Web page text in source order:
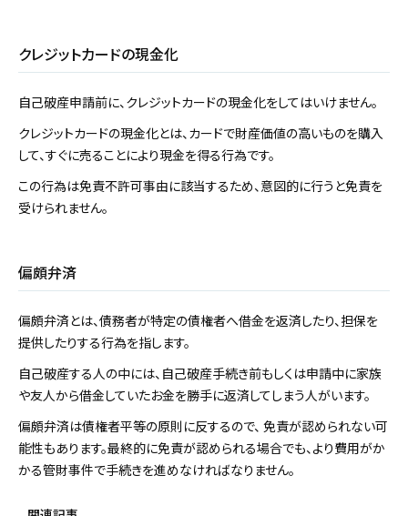
クレジットカードの現金化
自己破産申請前に、クレジットカードの現金化をしてはいけません。
クレジットカードの現金化とは、カードで財産価値の高いものを購入
して、すぐに売ることにより現金を得る行為です。
この行為は免責不許可事由に該当するため、意図的に行うと免責を
受けられません。
偏頗弁済
偏頗弁済とは、債務者が特定の債権者へ借金を返済したり、担保を
提供したりする行為を指します。
自己破産する人の中には、自己破産手続き前もしくは申請中に家族
や友人から借金していたお金を勝手に返済してしまう人がいます。
偏頗弁済は債権者平等の原則に反するので、 免責が認められない可
能性もあります。最終的に免責が認められる場合でも、より費用がか
かる管財事件で手続きを進めなければなりません。